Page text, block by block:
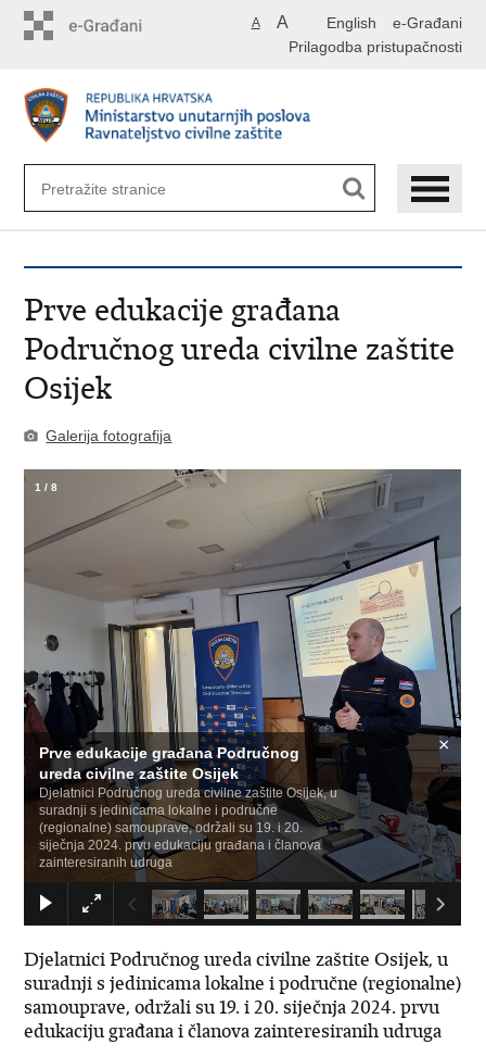
English e-Građani
A A
Prilagodba pristupačnosti
Prve edukacije građana
Područnog ureda civilne zaštite
Osijek
Galerija fotografija
Prve edukacije građana Područnog
ureda civilne zaštite Osijek
Djelatnici Područnog ureda civilne zaštite Osijek, u
suradnji s jedinicama lokalne i područne
(regionalne) samouprave, održali su 19. i 20.
siječnja 2024. prvu edukaciju građana i članova
zainteresiranih udruga
×
1 /8
Djelatnici Područnog ureda civilne zaštite Osijek, u
suradnji s jedinicama lokalne i područne (regionalne)
samouprave, održali su 19. i 20. siječnja 2024. prvu
edukaciju građana i članova zainteresiranih udruga